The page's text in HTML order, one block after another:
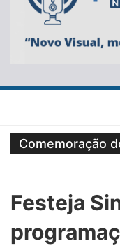
Comemoração
Festeja